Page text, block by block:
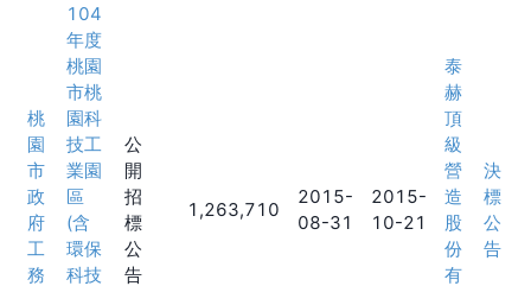
桃
園
市
政
府
工
務
104
年度
桃園
市桃
園科
技工
業園
區
(含
環保
科技
公
開
招
標
公
告
1,263,710
2015-
08-31
2015-
10-21
泰
赫
頂
級
營
造
股
份
有
決
標
公
告